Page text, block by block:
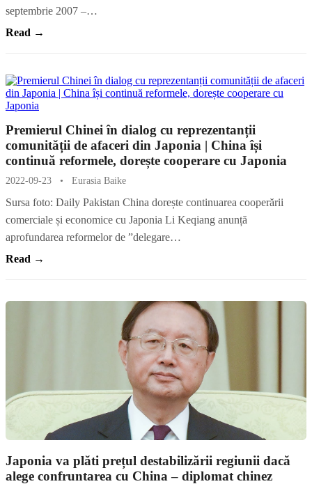
septembrie 2007 –…
Read →
Premierul Chinei în dialog cu reprezentanții
comunității de afaceri din Japonia | China își
continuă reformele, dorește cooperare cu Japonia
2022-09-23 • Eurasia Baike
Sursa foto: Daily Pakistan China dorește continuarea cooperării
comerciale și economice cu Japonia Li Keqiang anunță
aprofundarea reformelor de ”delegare…
Read →
Japonia va plăti prețul destabilizării regiunii dacă
alege confruntarea cu China – diplomat chinez